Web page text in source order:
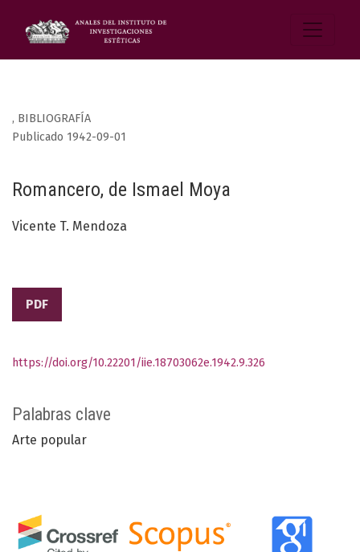
, BIBLIOGRAFÍA
Romancero, de Ismael Moya
Publicado 1942-09-01
Vicente T. Mendoza
PDF
Palabras clave
Arte popular
https://doi.org/10.22201/iie.18703062e.1942.9.326